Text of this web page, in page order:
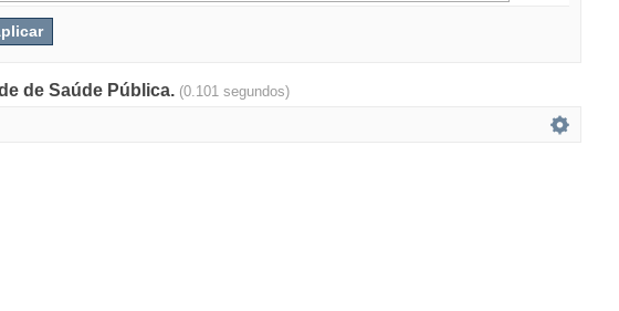
de Saúde Pública. (0.101 segundos)